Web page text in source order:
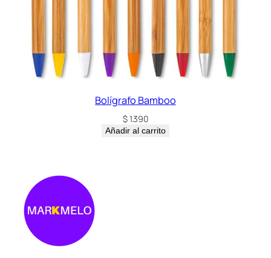
Bolígrafo Bamboo
$1.390
Añadir al carrito